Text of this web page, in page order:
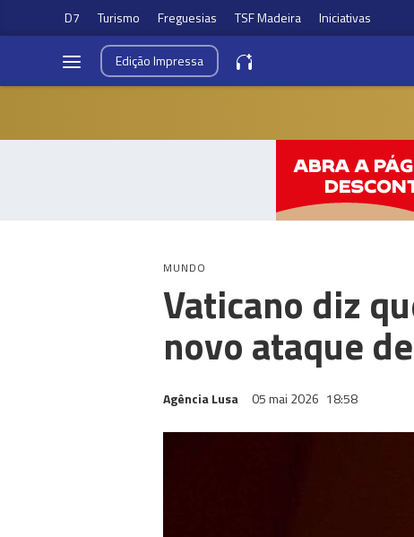
D7 Turismo Freguesias TSF Madeira Iniciativas
EdiçãoImpressa
MUNDO
Vaticano diz
novo ataque
Agência Lusa 05 mai 2026 18:58